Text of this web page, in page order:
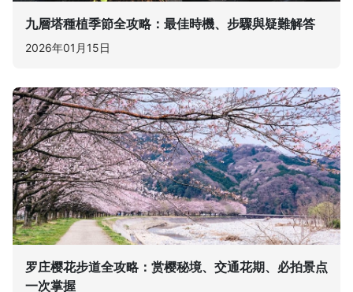
九層塔種植季節全攻略：最佳時機、步驟與疑難解答
2026年01月15日
罗庄樱花步道全攻略：赏樱秘境、交通花期、必拍景点
一次掌握